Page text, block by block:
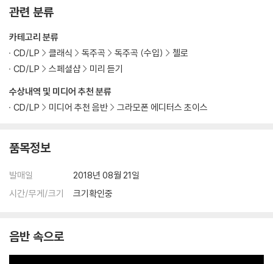
관련 분류
수상내역 및 미디어 추천 분류
CD/LP
미디어 추천 음반 그라모폰 에디터스 초이스
카테고리 분류
CD/LP
클래식 독주곡 독주곡 (수입)
첼로
CD/LP
스페셜샵 미리 듣기
품목정보
발매일
2018년 08월 21일
시간/무게/크기
크기확인중
음반 속으로